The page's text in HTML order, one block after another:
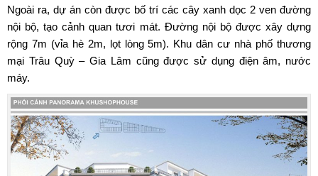
Ngoài ra, dự án còn được bố trí các cây xanh dọc 2 ven đường
nội bộ, tạo cảnh quan tươi mát. Đường nội bộ được xây dựng
rộng 7m (vỉa hè 2m, lọt lòng 5m). Khu dân cư nhà phố thương
mại Trâu Quỳ – Gia Lâm cũng được sử dụng điện âm, nước
máy.